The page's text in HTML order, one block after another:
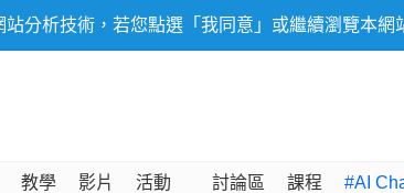
分析技術，若您點選「我同意」或繼續瀏覽本網
教學 影片 活動 討論區 課程 #AI